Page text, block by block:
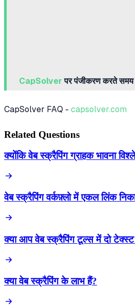
CapSolver पर पंजीकरण करते समय
CapSolver FAQ - capsolver.com
Related Questions
क्योंकि वेब स्क्रैपिंग ग्राहक भावना
वेब स्क्रैपिंग वर्कफ़्लो में एकल लिंक
क्या आप वेब स्क्रैपिंग टूल्स में दो
क्या वेब स्क्रैपिंग के लाभ हैं?